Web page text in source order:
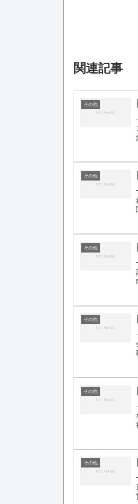
関連記事
その他
その他
その他
その他
その他
その他